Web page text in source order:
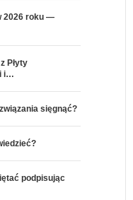
2026 roku —
Płyty
i…
sięgnąć?
podpisując